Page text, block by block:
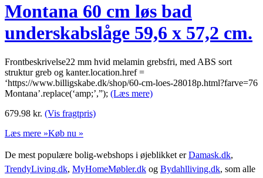
Montana 60 cm løs bad
underskabslåge 59,6 x 57,2 cm.
Frontbeskrivelse22 mm hvid melamin grebsfri, med ABS sort
struktur greb og kanter.location.href =
‘https://www.billigskabe.dk/shop/60-cm-loes-28018p.html?farve=76
Montana’.replace(‘amp;’,”); (Læs mere)
679.98 kr. (Vis fragtpris)
Læs mere »Køb nu »
De mest populære bolig-webshops i øjeblikket erDamask.dk,
TrendyLiving.dk, MyHomeMøbler.dk og Bydahlliving.dk, som alle